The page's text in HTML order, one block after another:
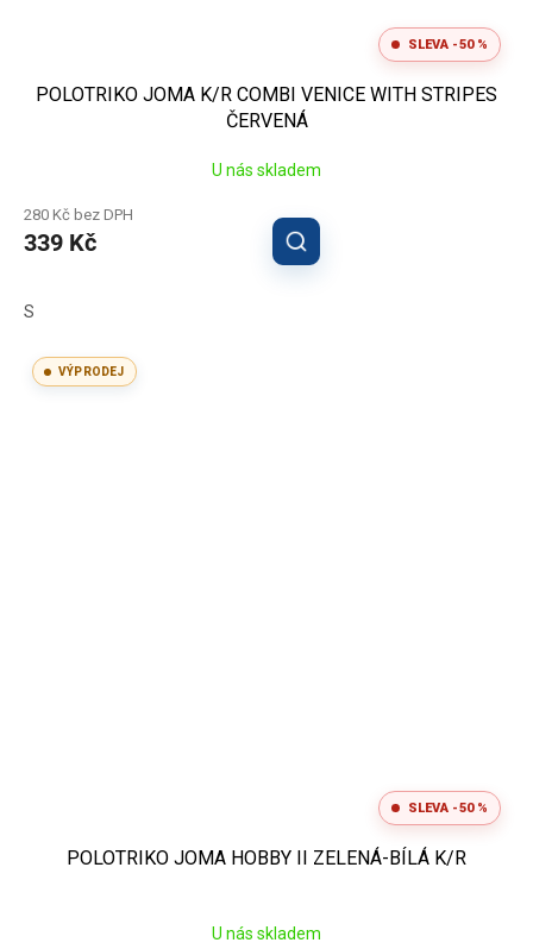
SLEVA -50 %
POLOTRIKO JOMA K/R COMBI VENICE WITH STRIPES
ČERVENÁ
U nás skladem
280 Kč bez DPH
339 Kč
S
VÝPRODEJ
SLEVA -50 %
POLOTRIKO JOMA HOBBY II ZELENÁ-BÍLÁ K/R
U nás skladem